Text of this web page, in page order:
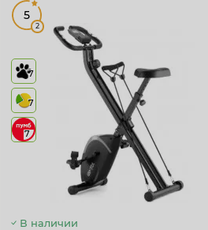
5
2
7
7
7
В наличии